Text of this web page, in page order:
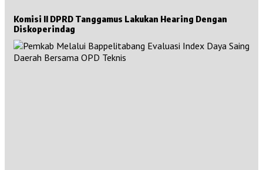
Komisi II DPRD Tanggamus Lakukan Hearing Dengan
Diskoperindag